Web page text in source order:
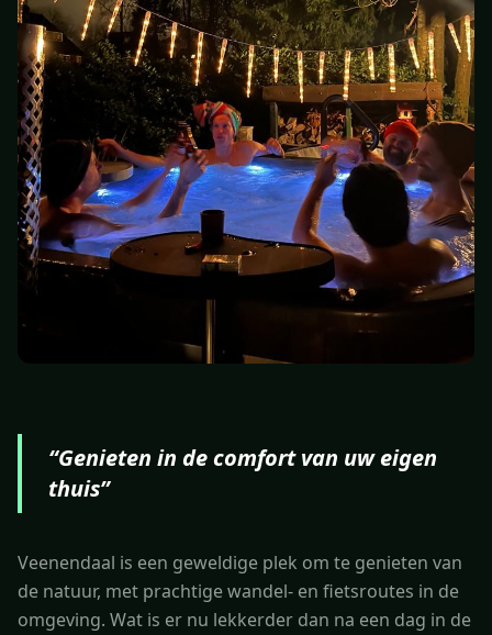
“Genieten in de comfort van uw eigen
thuis”
Veenendaal is een geweldige plek om te genieten van
de natuur, met prachtige wandel- en fietsroutes in de
omgeving. Wat is er nu lekkerder dan na een dag in de